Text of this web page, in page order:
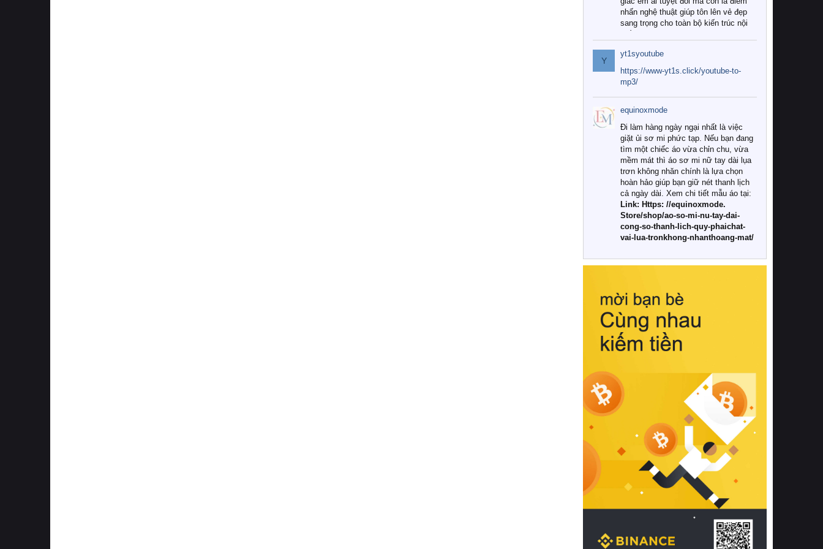
nhấn nghệ thuật giúp tôn lên vẻ đẹp
sang trọng cho toàn bộ kiến trúc nội
Tuy nhiên, giữa thị trường đa dạng
với vô vàn thương hiệu và mẫu mã
như hiện nay, làm thế nào để chọn
được những bộ chăn ga gối đệm cao
cấp thực sự chất lượng, phù hợp với
khí hậu và nhu cầu sử dụng của gia
đình? Hãy cùng chúng tôi đi tìm lời
giải đáp chi tiết qua bài viết dưới đây.
1. Tại sao các gia đình hiện đại lại ưa
chuộng chăn ga gối đệm cao cấp?
Khác với các dòng sản phẩm thông
thường, những bộ chăn ga gối đệm
cao cấp trải qua quy trình sản xuất
nghiêm ngặt từ khâu chọn lọc nguyên
liệu tự nhiên đến công nghệ dệt
nhuộm hiện đại không chứa hóa chất
này, bạn sẽ cảm nhận rõ rệt sự khác
hồi chuẩn xác của phần đệm nâng đỡ
cột sống.
Bên cạnh đó, việc lựa chọn các dòng
sản phẩm đạt chuẩn chất lượng quốc
tế còn giúp ngăn ngừa tình trạng kích
khuẩn và nấm mốc trong điều kiện
thời tiết nóng ẩm. Bạn có thể tìm hiểu
thêm các nghiên cứu khoa học về tác
động của giấc ngủ và môi trường
phòng ngủ đối với sức khỏe con
người tại Sleep Foundation (External
Link) để có cái nhìn toàn diện hơn.
2. Các tiêu chí vàng khi lựa chọn
chăn ga gối đệm cao cấp cho phòng
ngủ
Để sở hữu một bộ chăn ga gối đệm
cao cấp hoàn hảo cả về thẩm mỹ lẫn
công năng, người tiêu dùng cần cân
nhắc kỹ lưỡng các tiêu chí quan trọng
Y
yt1syoutube
https://www-yt1s.click/youtube-to-
mp3/
equinoxmode
Đi làm hàng ngày ngại nhất là việc
giặt ủi sơ mi phức tạp. Nếu bạn đang
tìm một chiếc áo vừa chỉn chu, vừa
mềm mát thì áo sơ mi nữ tay dài lụa
trơn không nhăn chính là lựa chọn
hoàn hảo giúp bạn giữ nét thanh lịch
cả ngày dài. Xem chi tiết mẫu áo tại:
Link: Https: //equinoxmode.
Store/shop/ao-so-mi-nu-tay-dai-
cong-so-thanh-lich-quy-phaichat-
vai-lua-tronkhong-nhanthoang-mat/